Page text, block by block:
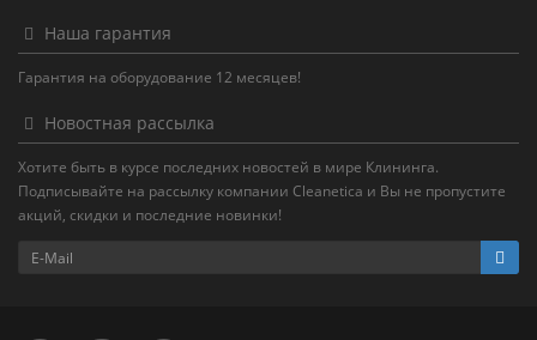
Наша гарантия
Гарантия на оборудование 12 месяцев!
Новостная рассылка
Хотите быть в курсе последних новостей в мире Клининга.
Подписывайте на рассылку компании Cleanetica и Вы не пропустите
акций, скидки и последние новинки!